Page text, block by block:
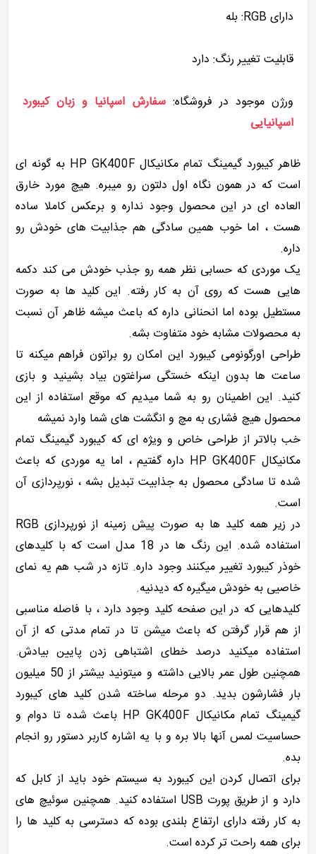
دارای RGB: بله
قابلیت تغییر رنگ: دارد
ورژن موجود در فروشگاه:سفارش اسپانیا و زبان کیبورد
اسپانیایی
ظاهر کیبورد گیمینگ تمام مکانیکال HP GK400F به گونه ای
است که در همون نگاه اول دلتون رو میبره. هیچ مورد خارق
العاده ای در این محصول وجود نداره و برعکس کاملا ساده
هست ، اما خوب همین سادگی هم جذابیت های خودش رو
داره.
یک موردی که حسابی نظر همه رو جذب خودش می کند دکمه
هایی هست که روی آن به کار رفته. این کلید ها به صورت
مستطیل بوده اما انحنانی داره که باعث میشه ظاهر آن نسبت
به محصولات مشابه خود متفاوت بشه.
طراحی اورگونومی کیبورد این امکان رو براتون فراهم میکنه تا
ساعت ها بدون اینکه خستگی سراغتون بیاد بشینید و بازی
کنید. این اطمینان رو به شما میدیم که موقع استفاده از این
محصول هیچ فشاری به مچ و انگشت های شما وارد نمیشه
خب بالاتر از طراحی خاص و ویژه ای که کیبورد گیمینگ تمام
مکانیکال HP GK400F داره گفتیم ، اما یه موردی که باعث
شده تا سادگی محصول به جذابیت تبدیل بشه ، نورپردازی آن
است.
در زیر همه کلید ها به صورت پیش زمینه از نورپردازی RGB
استفاده شده. این رنگ ها در 18 مدل است که با کلیدهای
خوذر کیبورد تغییر میکنند وجود داره. تازه در شب هم یه نمای
خاصیی به خودش میگیره که دیدنیه.
کلیدهایی که در این صفحه کلید وجود دارد ، با فاصله مناسبی
از هم قرار گرفتن که باعث میشن تا در تمام مدتی که از آن
استفاده میکنید درصد خطای اشتباهی زدن پایین بیادش.
همچنین طول عمر بالایی داشته و میتونید بیشتر از 50 میلیون
بار فشارشون بدید. دو مرحله ساخته شدن کلید های کیبورد
گیمینگ تمام مکانیکال HP GK400F باعث شده تا دوام و
حساسیت لمس آنها بالا بره و با یه اشاره کاربر دستور رو انجام
بده.
برای اتصال کردن این کیبورد به سیستم خود باید از کابل که
دارد و از طریق پورت USB استفاده کنید. همچنین سوئیچ های
به کار رفته دارای ارتفاع بلندی بوده که دسترسی به کلید ها را
برای همه راحت تر کرده است.